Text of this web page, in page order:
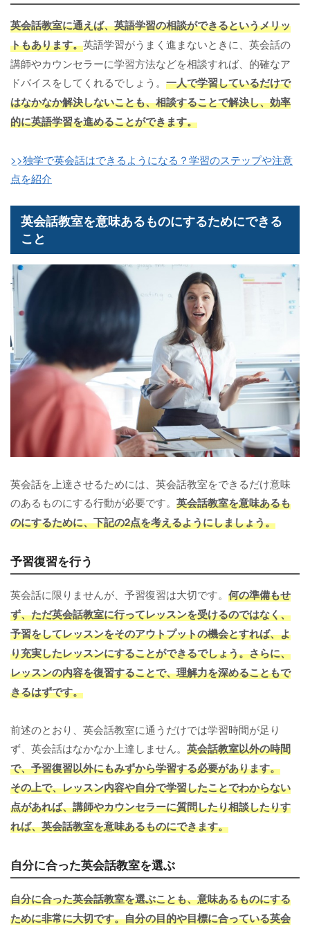
英会話教室に通えば、英語学習の相談ができるというメリッ
トもあります。英語学習がうまく進まないときに、英会話の
講師やカウンセラーに学習方法などを相談すれば、的確なア
ドバイスをしてくれるでしょう。 一人で学習しているだけで
はなかなか解決しないことも、相談することで解決し、効率
的に英語学習を進めることができます。
>>独学で英会話はできるようになる？学習のステップや注意
点を紹介
英会話教室を意味あるものにするためにできる
こと
英会話を上達させるためには、英会話教室をできるだけ意味
のあるものにする行動が必要です。 英会話教室を意味あるも
のにするために、下記の2点を考えるようにしましょう。
予習復習を行う
英会話に限りませんが、予習復習は大切です。 何の準備もせ
ず、ただ英会話教室に行ってレッスンを受けるのではなく、
予習をしてレッスンをそのアウトプットの機会とすれば、よ
り充実したレッスンにすることができるでしょう。さらに、
レッスンの内容を復習することで、理解力を深めることもで
きるはずです。
前述のとおり、英会話教室に通うだけでは学習時間が足り
ず、英会話はなかなか上達しません。 英会話教室以外の時間
で、予習復習以外にもみずから学習する必要があります。
その上で、レッスン内容や自分で学習したことでわからない
点があれば、講師やカウンセラーに質問したり相談したりす
れば、英会話教室を意味あるものにできます。
自分に合った英会話教室を選ぶ
自分に合った英会話教室を選ぶことも、意味あるものにする
ために非常に大切です。自分の目的や目標に合っている英会